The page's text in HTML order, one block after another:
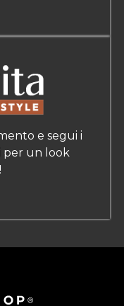
e segui i
per un look